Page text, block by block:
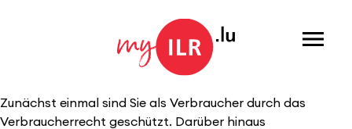
Menu
Zunächst einmal sind Sie als Verbraucher durch das
Verbraucherrecht geschützt. Darüber hinaus